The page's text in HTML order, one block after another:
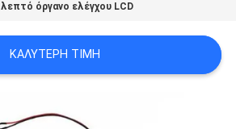
λεπτό όργανο ελέγχου LCD
ΚΑΛΎΤΕΡΗ ΤΙΜΉ